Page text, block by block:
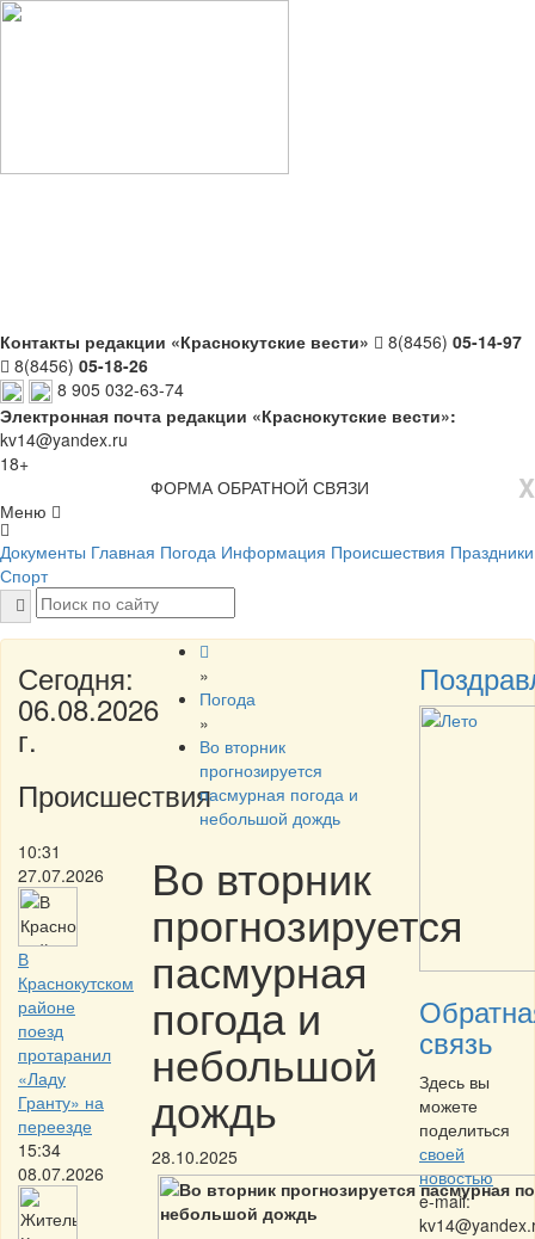
Контакты редакции «Краснокутские вести» 8(8456) 05-14-97
8(8456) 05-18-26
8 905 032-63-74
Электронная почта редакции «Краснокутские вести»:
kv14@yandex.ru
18+
X
ФОРМА ОБРАТНОЙ СВЯЗИ
Меню
Документы Главная Погода Информация Происшествия Праздники
Спорт
Сегодня:
06.08.2026
г.
Происшествия
10:31
27.07.2026
В
Краснокутском
районе
поезд
протаранил
«Ладу
Гранту» на
переезде
15:34
08.07.2026
»
Погода
»
Во вторник
прогнозируется
пасмурная погода и
небольшой дождь
Во вторник
прогнозируется
пасмурная
погода и
небольшой
дождь
28.10.2025
связь
Здесь вы
можете
поделиться
своей
новостью
e-mail: